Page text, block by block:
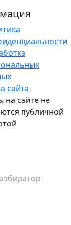
сайта
на сайте не
публичной